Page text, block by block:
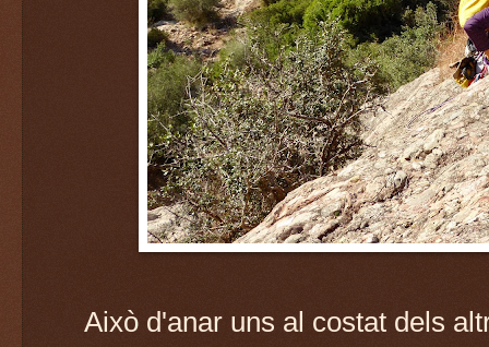
Això d'anar uns al costat dels